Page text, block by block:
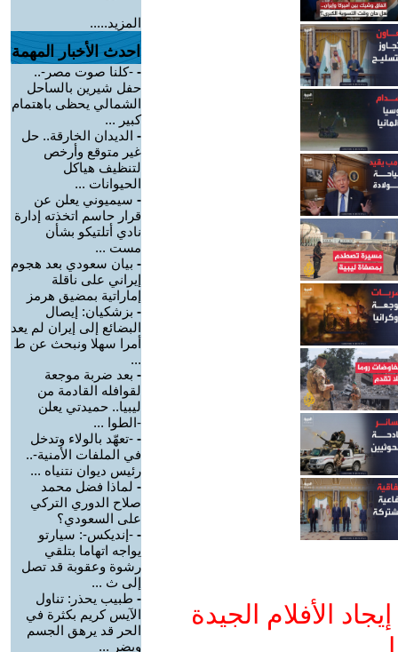
الأفلام الجيدة
المزيد.....
احدث الأخبار المهمة
- -كلنا صوت مصر-..
حفل شيرين بالساحل
الشمالي يحظى باهتمام
كبير ...
- الديدان الخارقة.. حل
غير متوقع وأرخص
لتنظيف هياكل
الحيوانات ...
- سيميوني يعلن عن
قرار حاسم اتخذته إدارة
نادي أتلتيكو بشأن
مست ...
- بيان سعودي بعد هجوم
إيراني على ناقلة
إماراتية بمضيق هرمز
- بزشكيان: إيصال
البضائع إلى إيران لم يعد
أمرا سهلا ونبحث عن ط
...
- بعد ضربة موجعة
لقوافله القادمة من
ليبيا.. حميدتي يعلن
-الطوا ...
- -تعهّد بالولاء وتدخل
في الملفات الأمنية-..
رئيس ديوان نتنياه ...
- لماذا فضل محمد
صلاح الدوري التركي
على السعودي؟
- -إنديكس-: سيارتو
يواجه اتهاما بتلقي
رشوة وعقوبة قد تصل
إلى ث ...
- طبيب يحذر: تناول
الآيس كريم بكثرة في
الحر قد يرهق الجسم
ويضر ...